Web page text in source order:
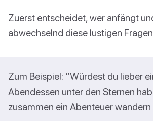
Zuerst entscheidet, wer anfängt
abwechselnd diese lustigen
Zum Beispiel: “Würdest du lieber
Abendessen unter den Sternen
zusammen ein Abenteuer wandern